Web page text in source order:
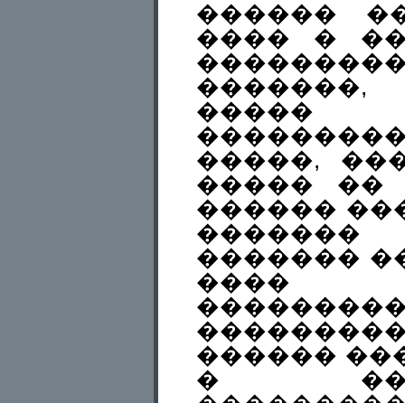
������
���� �
�����
�����,
����� ��
������
�������
����
������
�